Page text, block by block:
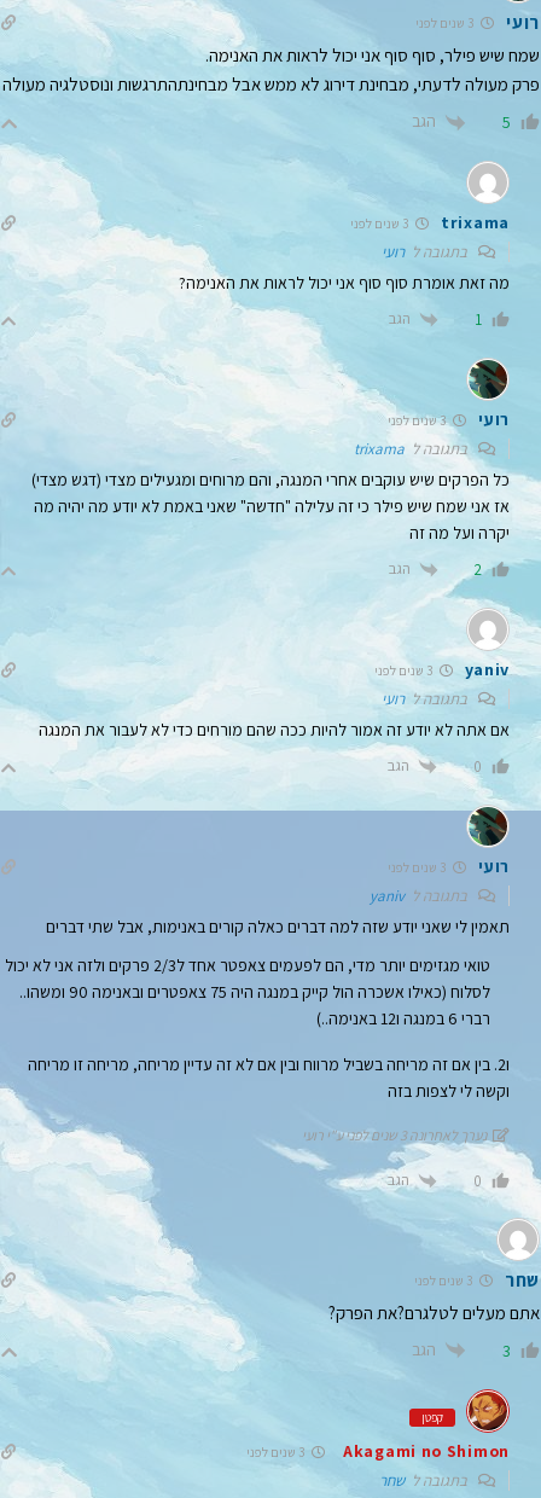
רועי
שמח שיש פילר, סוף סוף אני יכול לראות את האנימה.
פרק מעולה לדעתי, מבחינת דירוג לא ממש אבל מבחינתהתרגשות ונוסטלגיה מעולה
5 הגב
trixama
בתגובה לרועי
מה זאת אומרת סוף סוף אני יכול לראות את האנימה?
1 הגב
רועי 3 שנים לפני
בתגובה ל trixama
כל הפרקים שיש עוקבים אחרי המנגה, והם מרוחים ומגעילים מצדי (דגש מצדי)
אז אני שמח שיש פילר כי זה עלילה "חדשה" שאני באמת לא יודע מה יהיה מה
יקרה ועל מה זה
2 הגב
yaniv 3 שנים לפני
בתגובה לרועי
אם אתה לא יודע זה אמור להיות ככה שהם מורחים כדי לא לעבור את המנגה
0 הגב
רועי
בתגובה לyaniv
תאמין לי שאני יודע שזה למה דברים כאלה קורים באנימות, אבל שתי דברים
טואי מגזימים יותר מדי, הם לפעמים צאפטר אחד ל2/3 פרקים ולזה אני לא יכול
לסלוח (כאילו אשכרה הול קייק במנגה היה 75 צאפטרים ובאנימה 90 ומשהו..
רברי 6 במנגה ו12 באנימה..)
ו2. בין אם זה מריחה בשביל מרווח ובין אם לא זה עדיין מריחה, מריחה זו מריחה
וקשה לי לצפות בזה
נערך לאחרונה 3 שנים לפני ע"י רועי
0 הגב
שחר 3 שנים לפני
אתם מעלים לטלגרם?את הפרק?
3 הגב
קפטן
Akagami no Shimon
בתגובה לשחר